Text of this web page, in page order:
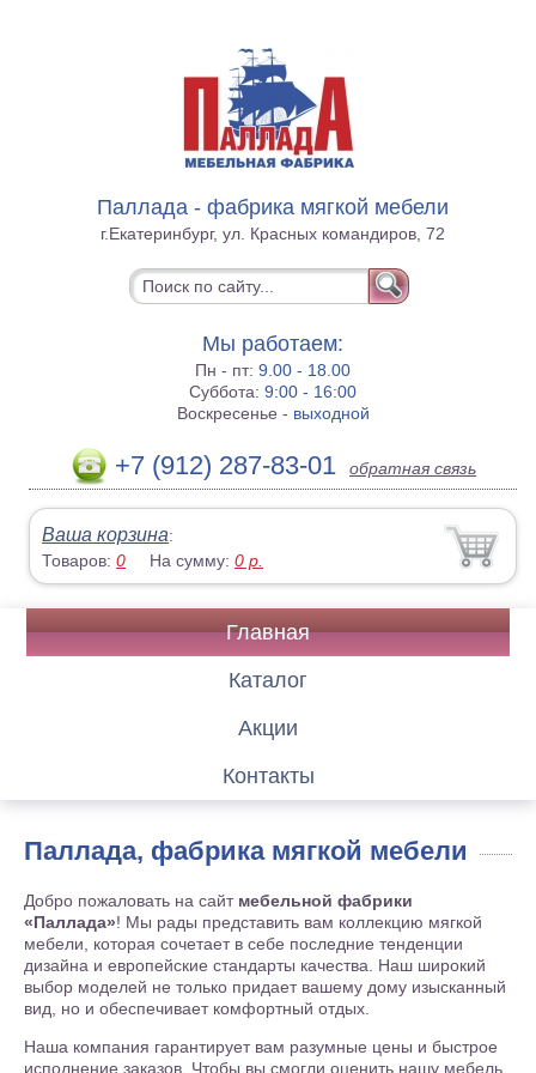
Паллада - фабрика мягкой мебели
г.Екатеринбург, ул. Красных командиров, 72
Мы работаем:
Пн - пт:9.00 - 18.00
Суббота:9:00 - 16:00
Воскресенье - выходной
+7 (912) 287-83-01 обратная связь
Ваша корзина:
Товаров:0 На сумму:0 р.
Главная
Каталог
Акции
Контакты
Паллада, фабрика мягкой мебели
Добро пожаловать на сайт мебельной фабрики
«Паллада»! Мы рады представить вам коллекцию мягкой
мебели, которая сочетает в себе последние тенденции
дизайна и европейские стандарты качества. Наш широкий
выбор моделей не только придает вашему дому изысканный
вид, но и обеспечивает комфортный отдых.
Наша компания гарантирует вам разумные цены и быстрое
исполнение заказов. Чтобы вы смогли оценить нашу мебель